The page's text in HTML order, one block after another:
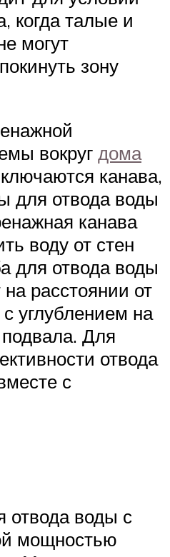
когда талые и
могут
зону
вокруг дома
канава,
для отвода воды
канава
воду от стен
для отвода воды
расстоянии от
углублением на
Для
отвода
с
отвода воды с
мощностью